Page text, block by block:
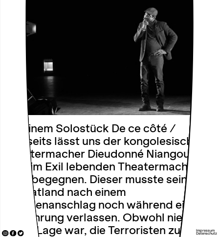
In seinem Solostück De ce côté /
Diesseits lässt uns der kongolesische
Theatermacher Dieudonné Niangouna
dem im Exil lebenden Theatermacher
Dido begegnen. Dieser musste sein
Heimatland nach einem
Bombenanschlag noch während einer
Aufführung verlassen. Obwohl niemand
in der Lage war, die Terroristen zu
Impressum
Datenschutz